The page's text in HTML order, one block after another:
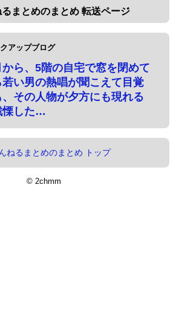
まとめのまとめ 転送ページ
アップブログ
から、5階の自宅で窓を閉めて
い男の熱唱が聞こえて目覚
その人物が夕方にも現れる
慄した…
ねるまとめのまとめ トップ
© 2chmm